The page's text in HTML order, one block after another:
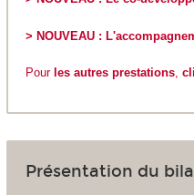
> NOUVEAU :
Pour les autres prestations,
Présentation du